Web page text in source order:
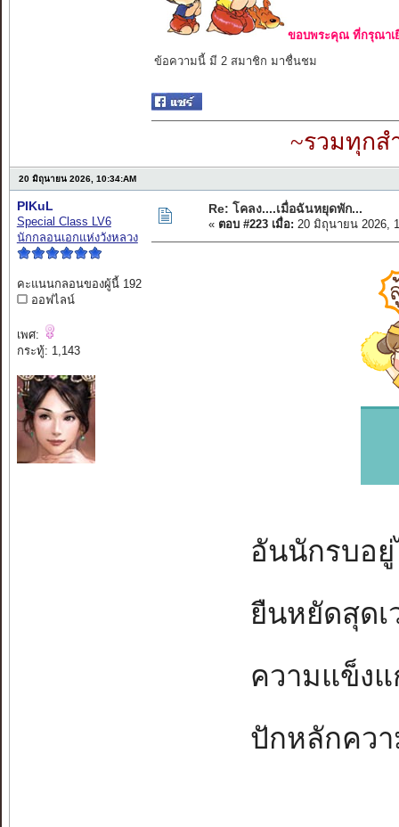
ขอบพระคุณ ที่กรุณาเ
ข้อความนี้ มี 2 สมาชิก มาชื่นชม
~รวมทุกส
20 มิถุนายน 2026, 10:34:AM
PIKuL
Special Class LV6
นักกลอนเอกแห่งวังหลวง
คะแนนกลอนของผู้นี้ 192
ออฟไลน์
เพศ:
กระทู้: 1,143
Re: โคลง....เมื่อฉันหยุดพัก...
« ตอบ #223 เมื่อ: 20 มิถุนายน 2026,
อันนักรบอยู่
ยืนหยัดสุดเ
ความแข็งแ
ปักหลักคว